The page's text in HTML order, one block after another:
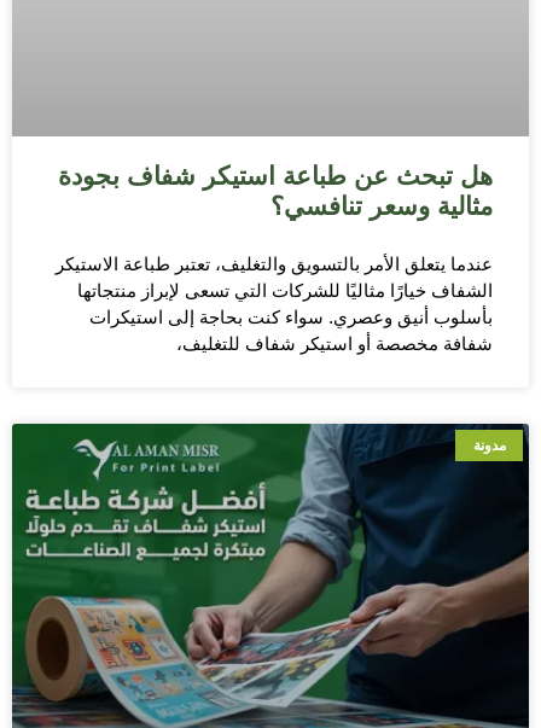
هل تبحث عن طباعة استيكر شفاف بجودة
مثالية وسعر تنافسي؟
عندما يتعلق الأمر بالتسويق والتغليف، تعتبر طباعة الاستيكر
الشفاف خيارًا مثاليًا للشركات التي تسعى لإبراز منتجاتها
بأسلوب أنيق وعصري. سواء كنت بحاجة إلى استيكرات
شفافة مخصصة أو استيكر شفاف للتغليف،
مدونة